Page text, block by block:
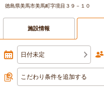
徳島県美馬市美馬町字境目３９－１０
施設情報
日付未定
こだわり条件を追加する